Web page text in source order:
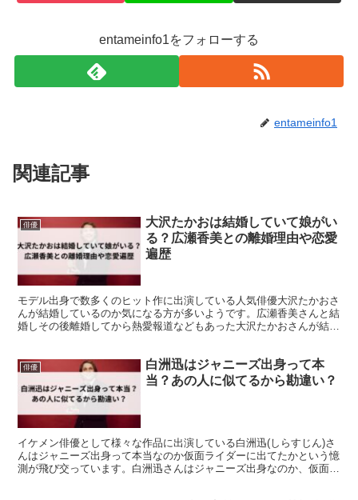
entameinfo1をフォローする
entameinfo1
関連記事
俳優
大沢たかおは結婚していて娘がい
る？広瀬香美との離婚理由や恋愛
遍歴
モデル出身で数多くのヒット作に出演している人気俳優大沢たかおさ
んが結婚しているのか気になる方が多いようです。広瀬香美さんと結
婚しその後離婚してから熱愛報道などもあった大沢たかおさんが結婚
俳優
白洲迅はジャニーズ出身って本
当？あの人に似てるから勘違い？
イケメン俳優として様々な作品に出演している白洲迅(しらすじん)さ
んはジャニーズ出身って本当なのか仮面ライダーに出てたかという憶
測が飛び交っています。白洲迅さんはジャニーズ出身なのか、仮面ラ